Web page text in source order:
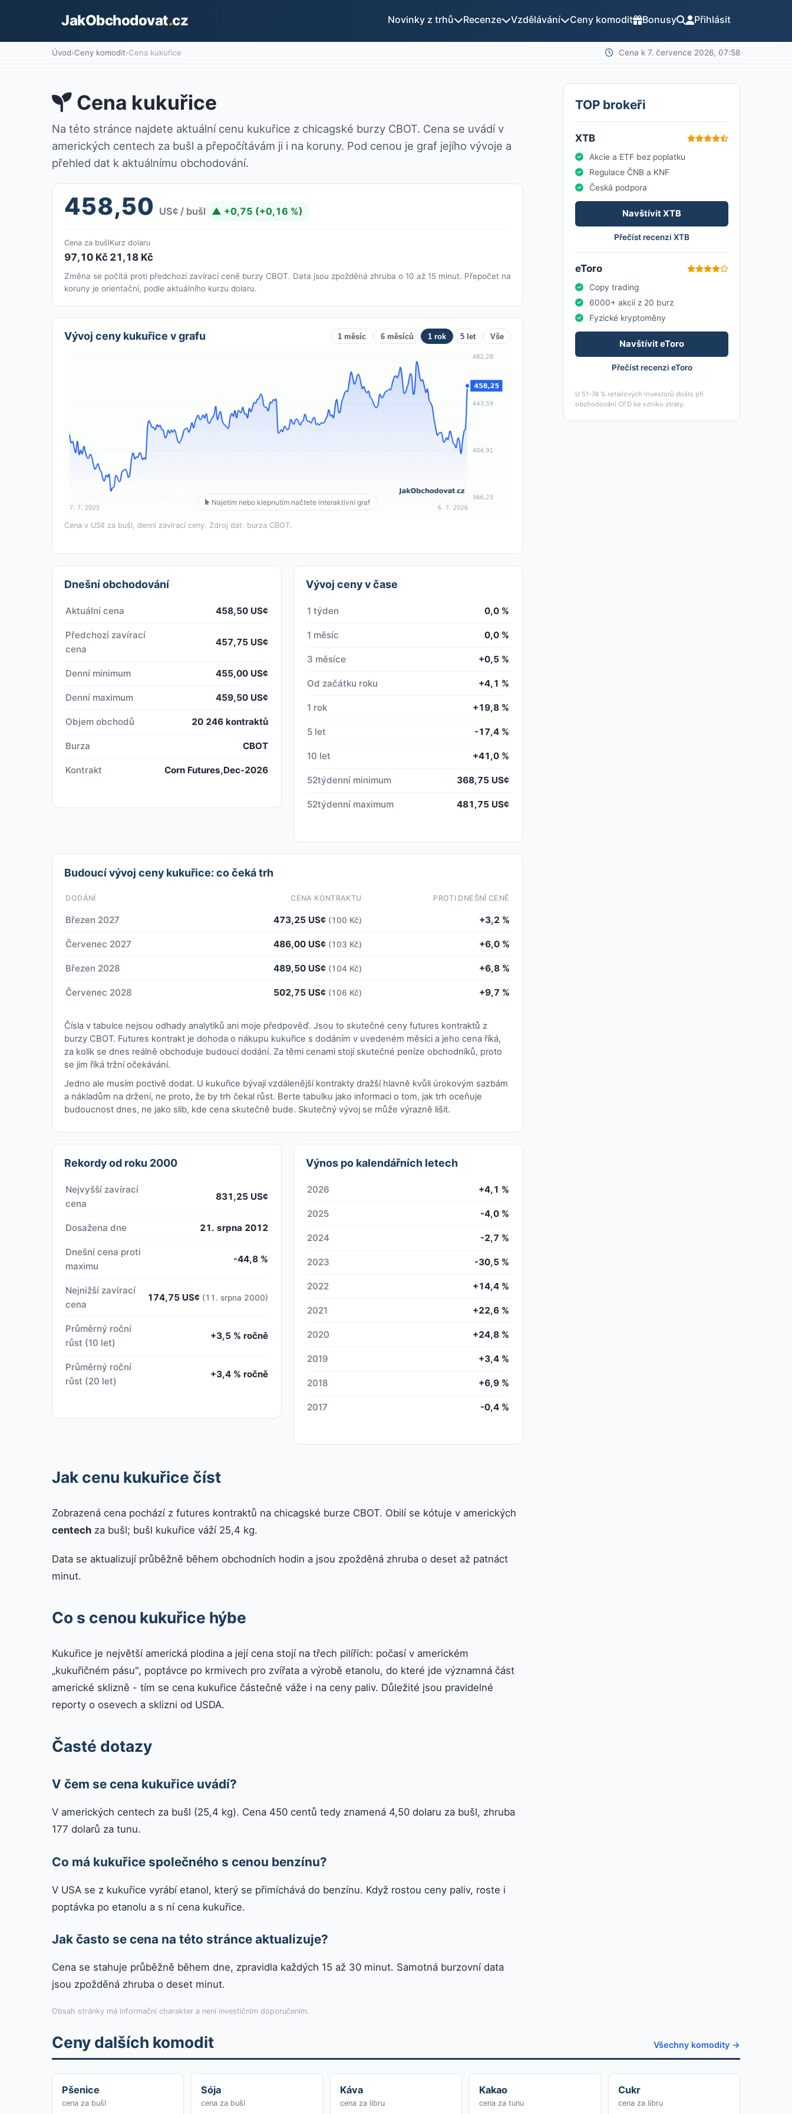
JakObchodovat.cz Novinky z trhů Recenze Vzdělávání Ceny komodit Bonusy Přihlásit
Úvod›Ceny komodit›Cena kukuřice Cena k 7. července 2026, 07:58
Cena kukuřice
Na této stránce najdete aktuální cenu kukuřice z chicagské burzy CBOT. Cena se uvádí v
amerických centech za bušl a přepočítávám ji i na koruny. Pod cenou je graf jejího vývoje a
přehled dat k aktuálnímu obchodování.
458,50 US¢ / bušl ▲ +0,75 (+0,16 %)
Cena za bušl
97,10 Kč
Kurz dolaru
21,18 Kč
Změna se počítá proti předchozí zavírací ceně burzy CBOT. Data jsou zpožděná zhruba o 10 až 15 minut. Přepočet na
koruny je orientační, podle aktuálního kurzu dolaru.
Vývoj ceny kukuřice v grafu 1 měsíc 6 měsíců 1 rok 5 let Vše
Najetím nebo klepnutím načtete interaktivní graf
Cena v US¢ za bušl, denní zavírací ceny. Zdroj dat: burza CBOT.
Dnešní obchodování
Aktuální cena 458,50 US¢
Předchozí zavírací
cena
457,75 US¢
Denní minimum 455,00 US¢
Denní maximum 459,50 US¢
Objem obchodů 20 246 kontraktů
Burza CBOT
Kontrakt Corn Futures,Dec-2026
Vývoj ceny v čase
1 týden 0,0 %
1 měsíc 0,0 %
3 měsíce +0,5 %
Od začátku roku +4,1 %
1 rok +19,8 %
5 let -17,4 %
10 let +41,0 %
52týdenní minimum 368,75 US¢
52týdenní maximum 481,75 US¢
Budoucí vývoj ceny kukuřice: co čeká trh
DODÁNÍ CENA KONTRAKTU PROTI DNEŠNÍ CENĚ
Březen 2027 473,25 US¢ (100 Kč) +3,2 %
Červenec 2027 486,00 US¢ (103 Kč) +6,0 %
Březen 2028 489,50 US¢ (104 Kč) +6,8 %
Červenec 2028 502,75 US¢ (106 Kč) +9,7 %
Čísla v tabulce nejsou odhady analytiků ani moje předpověď. Jsou to skutečné ceny futures kontraktů z
burzy CBOT. Futures kontrakt je dohoda o nákupu kukuřice s dodáním v uvedeném měsíci a jeho cena říká,
za kolik se dnes reálně obchoduje budoucí dodání. Za těmi cenami stojí skutečné peníze obchodníků, proto
se jim říká tržní očekávání.
Jedno ale musím poctivě dodat. U kukuřice bývají vzdálenější kontrakty dražší hlavně kvůli úrokovým sazbám
a nákladům na držení, ne proto, že by trh čekal růst. Berte tabulku jako informaci o tom, jak trh oceňuje
budoucnost dnes, ne jako slib, kde cena skutečně bude. Skutečný vývoj se může výrazně lišit.
Rekordy od roku 2000
Nejvyšší zavírací
cena
831,25 US¢
Dosažena dne 21. srpna 2012
Dnešní cena proti
maximu
-44,8 %
Nejnižší zavírací
cena
174,75 US¢ (11. srpna 2000)
Průměrný roční
růst (10 let)
+3,5 % ročně
Průměrný roční
růst (20 let)
+3,4 % ročně
Výnos po kalendářních letech
2026 +4,1 %
2025 -4,0 %
2024 -2,7 %
2023 -30,5 %
2022 +14,4 %
2021 +22,6 %
2020 +24,8 %
2019 +3,4 %
2018 +6,9 %
2017 -0,4 %
Jak cenu kukuřice číst
Zobrazená cena pochází z futures kontraktů na chicagské burze CBOT. Obilí se kótuje v amerických
centech za bušl; bušl kukuřice váží 25,4 kg.
Data se aktualizují průběžně během obchodních hodin a jsou zpožděná zhruba o deset až patnáct
minut.
Co s cenou kukuřice hýbe
Kukuřice je největší americká plodina a její cena stojí na třech pilířích: počasí v americkém
„kukuřičném pásu", poptávce po krmivech pro zvířata a výrobě etanolu, do které jde významná část
americké sklizně - tím se cena kukuřice částečně váže i na ceny paliv. Důležité jsou pravidelné
reporty o osevech a sklizni od USDA.
Časté dotazy
V čem se cena kukuřice uvádí?
V amerických centech za bušl (25,4 kg). Cena 450 centů tedy znamená 4,50 dolaru za bušl, zhruba
177 dolarů za tunu.
Co má kukuřice společného s cenou benzínu?
V USA se z kukuřice vyrábí etanol, který se přimíchává do benzínu. Když rostou ceny paliv, roste i
poptávka po etanolu a s ní cena kukuřice.
Jak často se cena na této stránce aktualizuje?
Cena se stahuje průběžně během dne, zpravidla každých 15 až 30 minut. Samotná burzovní data
jsou zpožděná zhruba o deset minut.
Obsah stránky má informační charakter a není investičním doporučením.
TOP brokeři
XTB
Akcie a ETF bez poplatku
Regulace ČNB a KNF
Česká podpora
Navštívit XTB
Přečíst recenzi XTB
eToro
Copy trading
6000+ akcií z 20 burz
Fyzické kryptoměny
Navštívit eToro
Přečíst recenzi eToro
U 51-74 % retailových investorů došlo při
obchodování CFD ke vzniku ztráty.
Ceny dalších komodit Všechny komodity →
Pšenice
cena za bušl
Sója
cena za bušl
Káva
cena za libru
Kakao
cena za tunu
Cukr
cena za libru